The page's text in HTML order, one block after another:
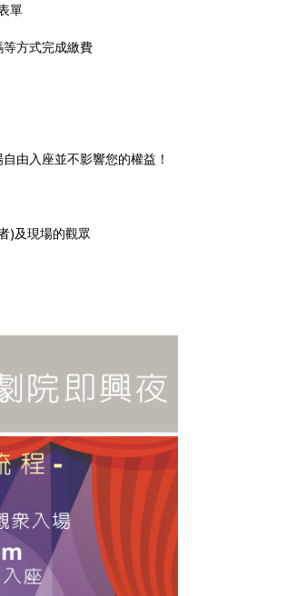
單
方式完成繳費
入座並不影響您的權益！
)及現場的觀眾